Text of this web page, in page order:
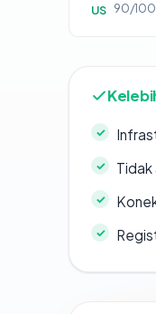
US 90/100